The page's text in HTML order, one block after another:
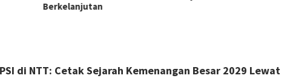
di NTT: Cetak Sejarah Kemenangan Besar 2029 Lewat